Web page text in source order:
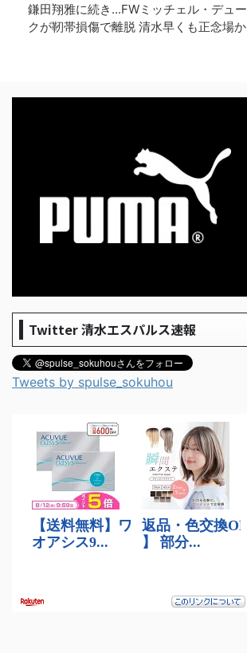
鎌田翔雅に続き...FWミッチェル・デュー
クが靭帯損傷で離脱 清水早くも正念場か
Twitter 清水エスパルス速報
Tweets by spulse_sokuhou